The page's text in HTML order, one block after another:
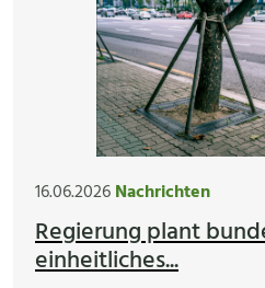
16.06.2026Nachrichten
Regierung plant
einheitliches...